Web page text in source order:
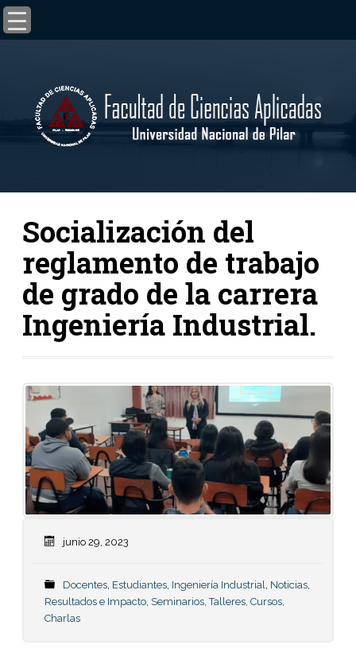
Socialización del
reglamento de trabajo
de grado de la carrera
Ingeniería Industrial.
junio 29, 2023
Docentes, Estudiantes, Ingeniería Industrial, Noticias,
Resultados e Impacto, Seminarios, Talleres, Cursos,
Charlas